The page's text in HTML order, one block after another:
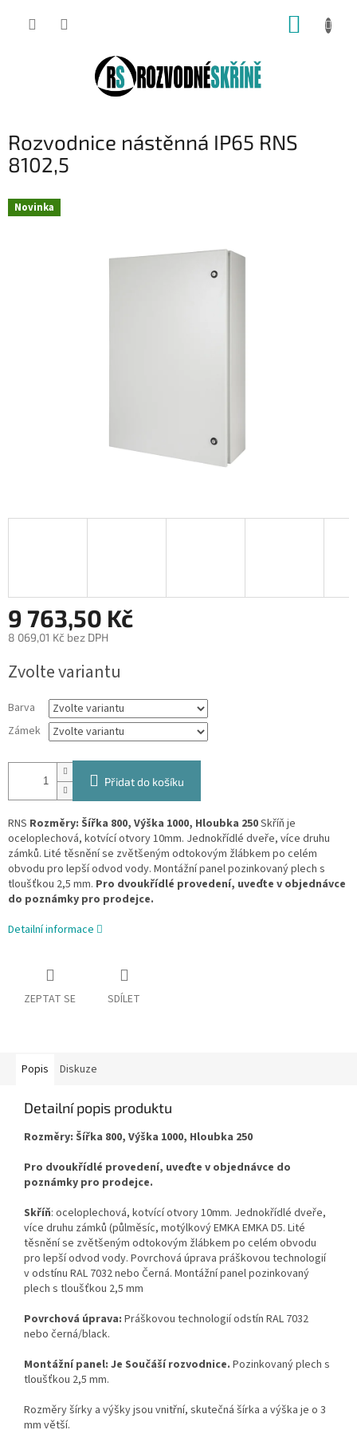
Rozvodnice nástěnná IP65 RNS
8102,5
Novinka
9 763,50 Kč
8 069,01 Kč bez DPH
cena:
Zvolte variantu
Barva
Zámek
Přidat do košíku
RNS Rozměry: Šířka 800, Výška 1000, Hloubka 250Skříň je
oceloplechová, kotvící otvory 10mm. Jednokřídlé dveře, více druhu
zámků. Lité těsnění se zvětšeným odtokovým žlábkem po celém
obvodu pro lepší odvod vody. Montážní panel pozinkovaný plech s
tloušťkou 2,5 mm. Pro dvoukřídlé provedení, uveďte v objednávce
do poznámky pro prodejce.
Detailní informace
ZEPTAT SE SDÍLET
Popis Diskuze
Detailní popis produktu
Rozměry: Šířka 800, Výška 1000, Hloubka 250
Pro dvoukřídlé provedení, uveďte v objednávce do
poznámky pro prodejce.
Skříň: oceloplechová, kotvící otvory 10mm. Jednokřídlé dveře,
více druhu zámků (půlměsíc, motýlkový EMKA EMKA D5. Lité
těsnění se zvětšeným odtokovým žlábkem po celém obvodu
pro lepší odvod vody. Povrchová úprava práškovou technologií
v odstínu RAL 7032 nebo Černá. Montážní panel pozinkovaný
plech s tloušťkou 2,5 mm
Povrchová úprava: Práškovou technologií odstín RAL 7032
nebo černá/black.
Montážní panel: Je Součáší rozvodnice. Pozinkovaný plech s
tloušťkou 2,5 mm.
Rozměry šírky a výšky jsou vnitřní, skutečná šírka a výška je o 3
mm větší.